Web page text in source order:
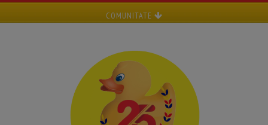
COMUNITATE